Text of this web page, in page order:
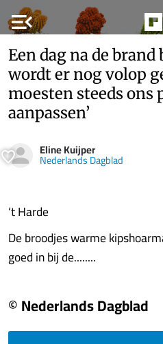
menu_open
Een dag na de brand
wordt er nog volop
moesten steeds ons
aanpassen’
Eline Kuijper
Nederlands Dagblad
‘t Harde
De broodjes warme
goed in bij de........
© Nederlands Dagblad